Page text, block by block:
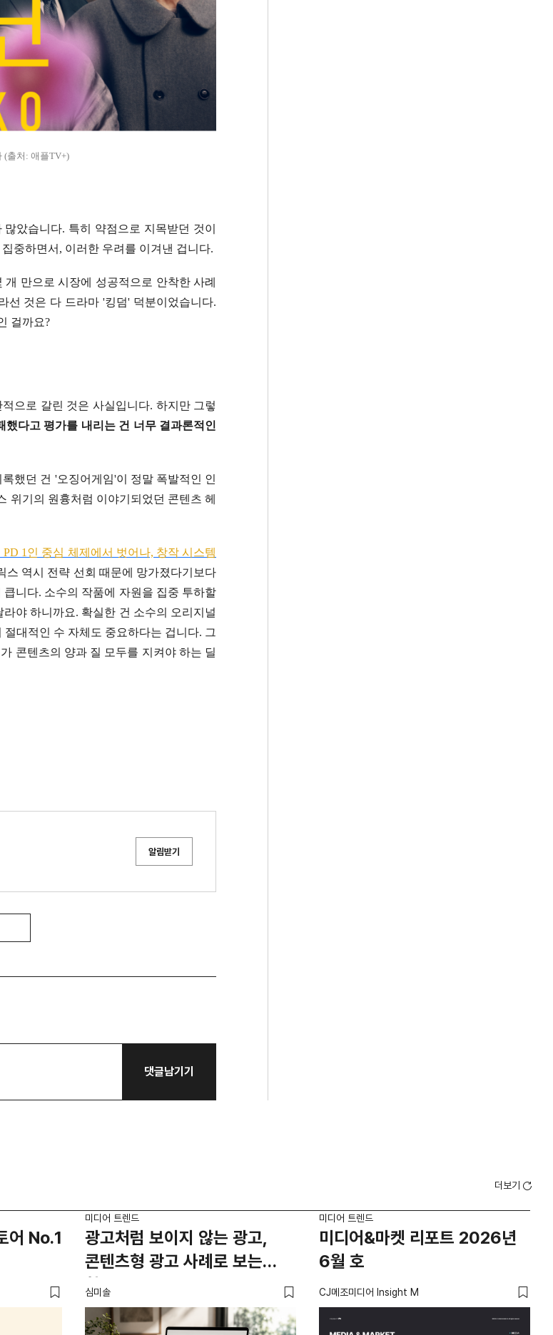
(출처: 애플TV+)
많았습니다. 특히 약점으로 지목받던 것이
중하면서, 이러한 우려를 이겨낸 겁니다.
만으로 시장에 성공적으로 안착한 사례
선 것은 다 드라마 '킹덤' 덕분이었습니다.
걸까요?
으로 갈린 것은 사실입니다. 하지만 그렇
했다고 평가를 내리는 건 너무 결과론적인
했던 건 '오징어게임'이 정말 폭발적인 인
위기의 원흉처럼 이야기되었던 콘텐츠 헤
PD 1인 중심 체제에서 벗어나, 창작 시스템
스 역시 전략 선회 때문에 망가졌다기보다
니다. 소수의 작품에 자원을 집중 투하할
야 하니까요. 확실한 건 소수의 오리지널
대적인 수 자체도 중요하다는 겁니다. 그
콘텐츠의 양과 질 모두를 지켜야 하는 딜
알림받기
댓글남기기
더보기
어 No.1
미디어 트렌드
광고처럼 보이지 않는 광고,
콘텐츠형 광고 사례로 보는
활용법
심미솔
미디어 트렌드
미디어&마켓 리포트 2026년
6월 호
CJ메조미디어 Insight M